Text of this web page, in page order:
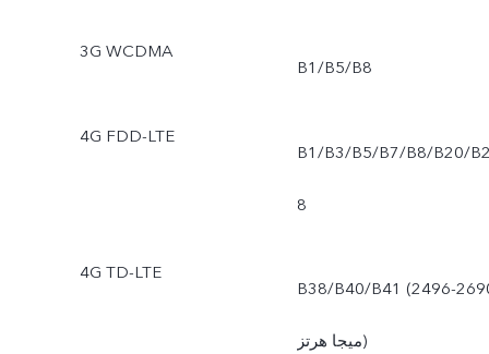
3G WCDMA
B1/B5/B8
4G FDD-LTE
B1/B3/B5/B7/B8/B20/
8
4G TD-LTE
B38/B40/B41 (2496-
ميجا هرتز)